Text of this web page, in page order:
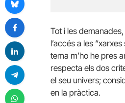
Tot i les
l’accés a les
tema m’ho he pres
respecta els dos
el seu univers;
en la pràctica.